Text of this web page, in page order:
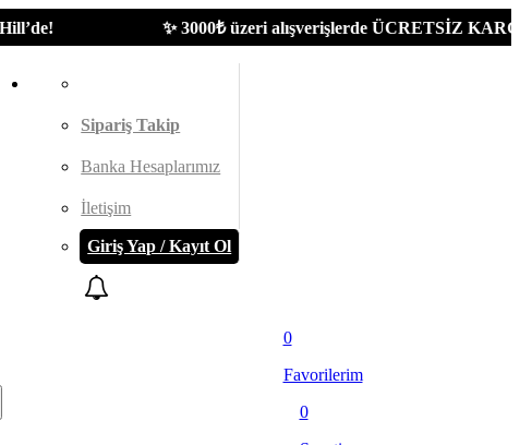
✨ 3000₺ üzeri alışverişlerde ÜCRETSİZ KARGO |
Sipariş Takip
Banka Hesaplarımız
İletişim
Giriş Yap / Kayıt Ol
0
Favorilerim
0